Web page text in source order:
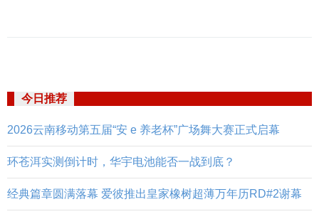
今日推荐
2026云南移动第五届“安 e 养老杯”广场舞大赛正式启幕
环苍洱实测倒计时，华宇电池能否一战到底？
经典篇章圆满落幕 爱彼推出皇家橡树超薄万年历RD#2谢幕